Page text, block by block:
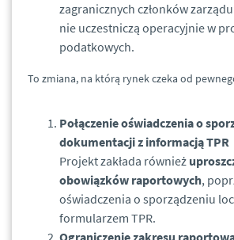
zagranicznych członków
nie uczestniczą operacyjnie w
podatkowych.
To zmiana, na którą rynek czeka od
Połączenie oświadczenia o
dokumentacji z informacją TPR
Projekt zakłada również
obowiązków raportowych,
oświadczenia o sporządzeniu
formularzem TPR.